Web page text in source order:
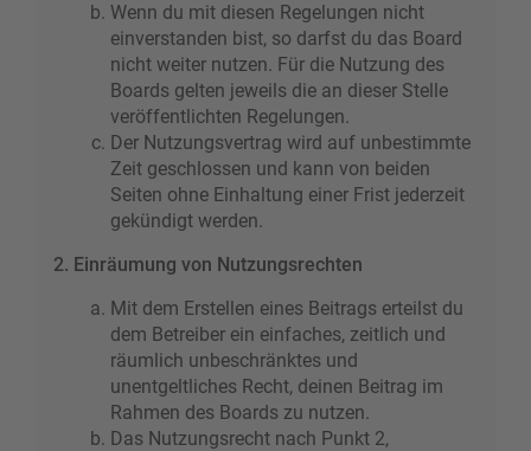
Wenn du mit diesen Regelungen nicht
einverstanden bist, so darfst du das Board
nicht weiter nutzen. Für die Nutzung des
Boards gelten jeweils die an dieser Stelle
veröffentlichten Regelungen.
Der Nutzungsvertrag wird auf unbestimmte
Zeit geschlossen und kann von beiden
Seiten ohne Einhaltung einer Frist jederzeit
gekündigt werden.
2. Einräumung von Nutzungsrechten
Mit dem Erstellen eines Beitrags erteilst du
dem Betreiber ein einfaches, zeitlich und
räumlich unbeschränktes und
unentgeltliches Recht, deinen Beitrag im
Rahmen des Boards zu nutzen.
Das Nutzungsrecht nach Punkt 2,